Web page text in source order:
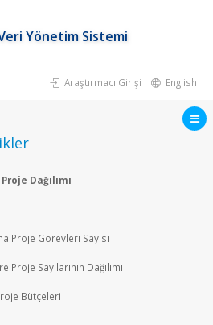
Yönetim Sistemi
Araştırmacı Girişi English
Dağılımı
Proje Görevleri Sayısı
Sayılarının Dağılımı
Bütçeleri